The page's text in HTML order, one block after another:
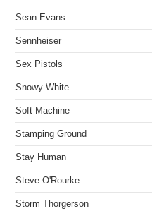
Sean Evans
Sennheiser
Sex Pistols
Snowy White
Soft Machine
Stamping Ground
Stay Human
Steve O'Rourke
Storm Thorgerson